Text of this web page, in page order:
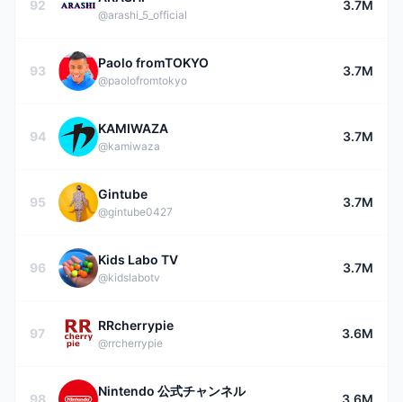
92
@arashi_5_official
3.7M
93
Paolo fromTOKYO
@paolofromtokyo
3.7M
94
KAMIWAZA
@kamiwaza
3.7M
95
Gintube
@gintube0427
3.7M
96
Kids Labo TV
@kidslabotv
3.7M
97
RRcherrypie
@rrcherrypie
3.6M
98
Nintendo 公式チャンネル
3.6M